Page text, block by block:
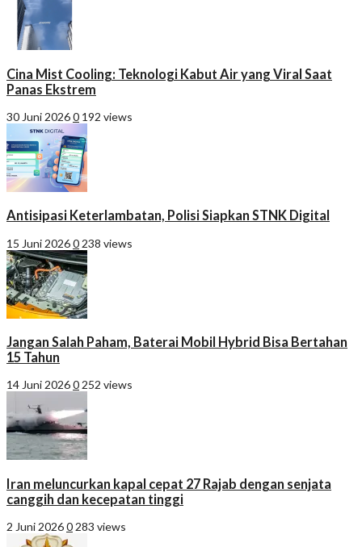
Cina Mist Cooling: Teknologi Kabut Air yang Viral Saat
Panas Ekstrem
30 Juni 20260 192 views
Antisipasi Keterlambatan, Polisi Siapkan STNK Digital
15 Juni 20260 238 views
Jangan Salah Paham, Baterai Mobil Hybrid Bisa Bertahan
15 Tahun
14 Juni 20260 252 views
Iran meluncurkan kapal cepat 27 Rajab dengan senjata
canggih dan kecepatan tinggi
2 Juni 20260 283 views